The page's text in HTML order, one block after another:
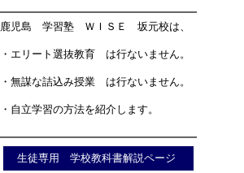
鹿児島 学習塾 ＷＩＳＥ 坂元校は、
・エリート選抜教育 は行ないません。
・無謀な詰込み授業 は行ないません。
・自立学習の方法を紹介します。
生徒専用 学校教科書解説ページ